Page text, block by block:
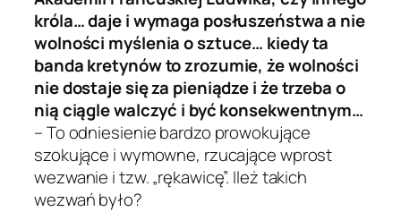
króla… daje i wymaga posłuszeństwa a nie
wolności myślenia o sztuce… kiedy ta
banda kretynów to zrozumie, że wolności
nie dostaje się za pieniądze i że trzeba o
nią ciągle walczyć i być konsekwentnym…
– To odniesienie bardzo prowokujące
szokujące i wymowne, rzucające wprost
wezwanie i tzw. „rękawicę”. Ileż takich
wezwań było?